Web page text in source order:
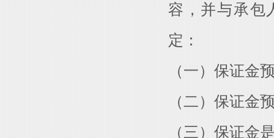
容，并与承包
定：
（一）保证金
（二）保证金
（三）保证金